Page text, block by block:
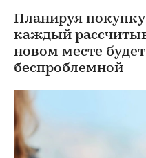
Планируя
каждый
новом месте
беспроблемной